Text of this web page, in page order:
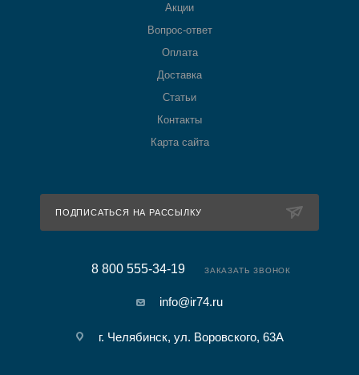
Акции
Вопрос-ответ
Оплата
Доставка
Статьи
Контакты
Карта сайта
ПОДПИСАТЬСЯ НА РАССЫЛКУ
8 800 555-34-19 ЗАКАЗАТЬ ЗВОНОК
info@ir74.ru
г. Челябинск, ул. Воровского, 63А